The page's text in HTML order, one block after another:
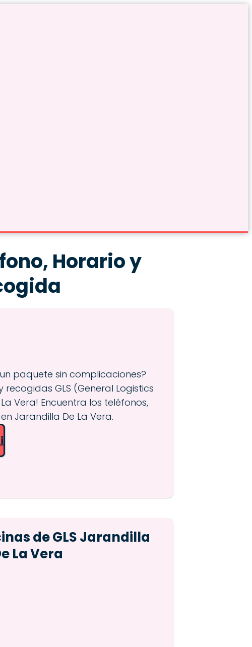
Horario y
paquete sin complicaciones?
recogidas GLS (General Logistics
Vera! Encuentra los teléfonos,
Jarandilla De La Vera.
de GLS Jarandilla
La Vera